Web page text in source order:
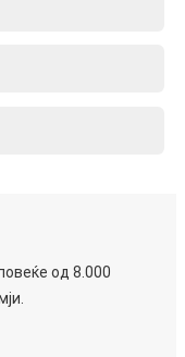
од 8.000